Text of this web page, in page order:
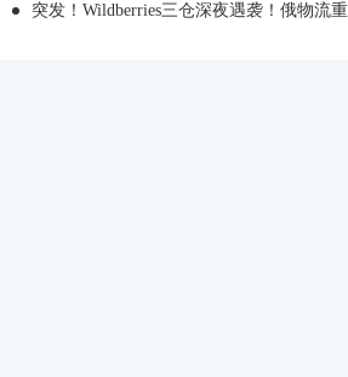
突发！Wildberries三仓深夜遇袭！俄物流重创，